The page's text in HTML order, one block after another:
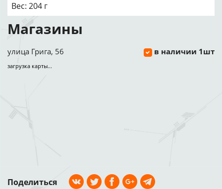
Вес: 204 г
Магазины
улица Грига, 56 в наличии 1шт
загрузка карты...
Поделиться